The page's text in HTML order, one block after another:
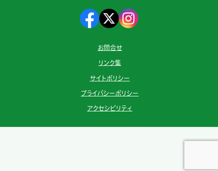
お問合せ
リンク集
サイトポリシー
プライバシーポリシー
アクセシビリティ